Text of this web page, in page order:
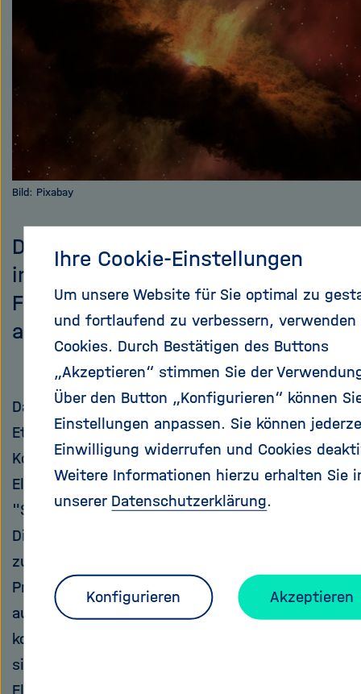
Bild: Pixabay
Der Blick ins All ist auch ein Blick
in die Vergangenheit. So können
Forscher das Alter des Weltraums
abschätzen.
Das Universum ist fast 14 Milliarden Jahre alt.
Etwa eine Sekunde nach dem Urknall war der
Kosmos schon mit Protonen, Neutronen und
Elektronen gefüllt. Sie befanden sich in einem
"See" aus Photonen, den Strahlungsteilchen.
Diese energiereiche Strahlung verhinderte
zunächst, dass sich Wasserstoffatome aus
Proton und Elektron oder schwerere Atomkerne
aus mehreren Protonen und Neutronen bilden
konnten. Erst in den nächsten Minuten bildeten
sich die Atomkerne der beiden leichteren
Elemente Helium (zwei Protonen) und Lithium
Ihre Cookie-Einstellungen
Um unsere Website für Sie optimal zu
und fortlaufend zu verbessern,
Cookies. Durch Bestätigen des Buttons
„Akzeptieren“ stimmen Sie der
Über den Button „Konfigurieren“ können
Einstellungen anpassen. Sie können
Einwilligung widerrufen und Cookies
Weitere Informationen hierzu erhalten Sie
unserer Datenschutzerklärung.
Konfigurieren Akzeptieren